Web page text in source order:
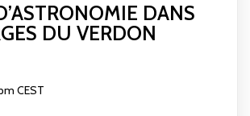
DANS
DU VERDON
CEST